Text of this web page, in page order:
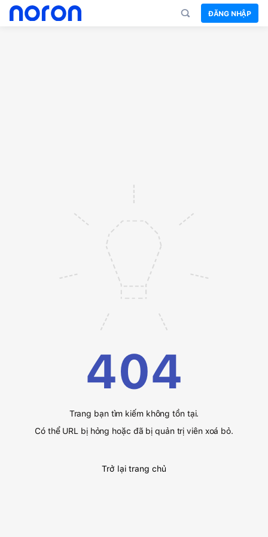
ĐĂNG NHẬP
404
Trang bạn tìm kiếm không tồn tại.
Có thể URL bị hỏng hoặc đã bị quản trị viên xoá bỏ.
Trở lại trang chủ